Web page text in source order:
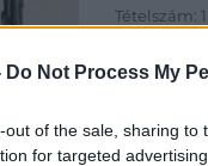
Do Not Process My
out of the sale, sharing
for targeted
Tételszám: 1
Eladó